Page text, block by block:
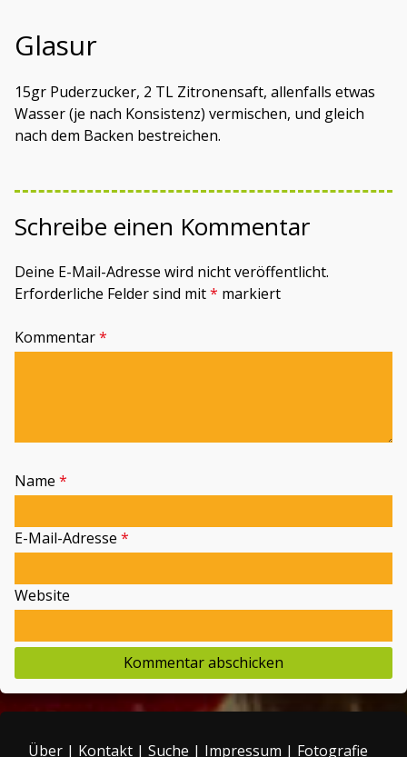
Glasur
15gr Puderzucker, 2 TL Zitronensaft, allenfalls etwas
Wasser (je nach Konsistenz) vermischen, und gleich
nach dem Backen bestreichen.
Schreibe einen Kommentar
Deine E-Mail-Adresse wird nicht veröffentlicht.
Erforderliche Felder sind mit* markiert
Kommentar*
Name *
E-Mail-Adresse *
Website
Über | Kontakt | Suche | Impressum | Fotografie